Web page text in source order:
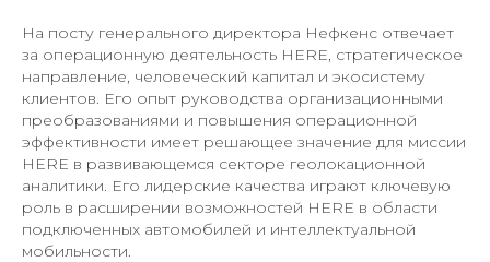
На посту генерального директора Нефкенс отвечает
за операционную деятельность HERE, стратегическое
направление, человеческий капитал и экосистему
клиентов. Его опыт руководства организационными
преобразованиями и повышения операционной
эффективности имеет решающее значение для миссии
HERE в развивающемся секторе геолокационной
аналитики. Его лидерские качества играют ключевую
роль в расширении возможностей HERE в области
подключенных автомобилей и интеллектуальной
мобильности.